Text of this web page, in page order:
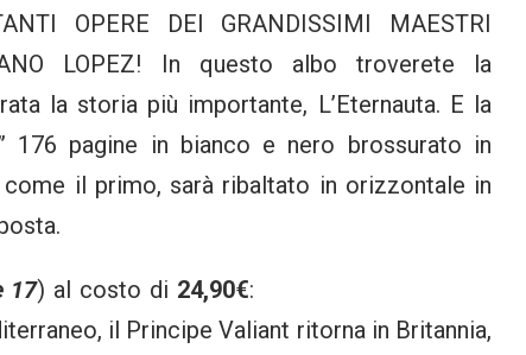
OPERE DEI GRANDISSIMI MAESTRI
LOPEZ! In questo albo troverete la
la storia più importante, L’Eternauta. E la
176 pagine in bianco e nero brossurato in
il primo, sarà ribaltato in orizzontale in
17) al costo di 24,90€:
il Principe Valiant ritorna in Britannia,